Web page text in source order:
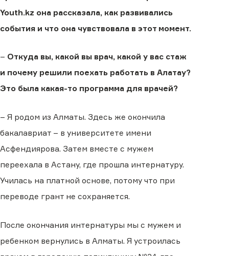
Youth.kz она рассказала, как развивались
события и что она чувствовала в этот момент.
– Откуда вы, какой вы врач, какой у вас стаж
и почему решили поехать работать в Алатау?
Это была какая-то программа для врачей?
– Я родом из Алматы. Здесь же окончила
бакалавриат – в университете имени
Асфендиярова. Затем вместе с мужем
переехала в Астану, где прошла интернатуру.
Училась на платной основе, потому что при
переводе грант не сохраняется.
После окончания интернатуры мы с мужем и
ребенком вернулись в Алматы. Я устроилась